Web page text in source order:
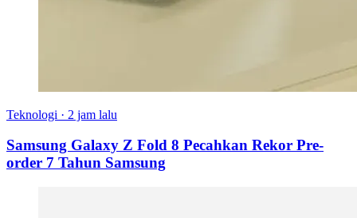
Teknologi · 2 jam lalu
Samsung Galaxy Z Fold 8 Pecahkan Rekor Pre-
order 7 Tahun Samsung